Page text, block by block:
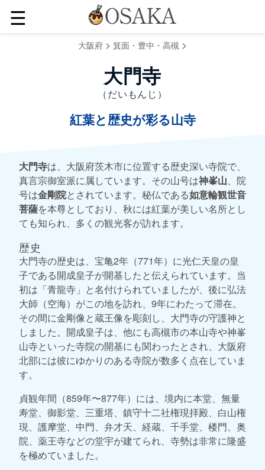
☰
大阪府 > 箕面・豊中・高槻 >
大門寺
（だいもんじ）
紅葉と歴史が彩る山寺
大門寺は、大阪府茨木市に位置する歴史深い寺院で、
真言宗御室派に属しています。その山号は神峯山、院
号は金剛院とされています。秘仏である如意輪観世音
菩薩を本尊としており、秋には紅葉が美しい名所とし
ても知られ、多くの観光客が訪れます。
歴史
大門寺の歴史は、宝亀2年（771年）に光仁天皇の皇
子である開成皇子が開基したと伝えられています。当
初は「青龍寺」と名付けられていましたが、後に弘法
大師（空海）がこの地を訪れ、9年にわたって滞在。
その間に金剛像と蔵王像を彫刻し、大門寺の守護神と
しました。開成皇子は、他にも高槻市の本山寺や神峯
山寺といった寺院の開基にも関わったとされ、大阪府
北部には彼にゆかりのある寺院が数多く点在していま
す。
貞観年間（859年〜877年）には、境内に本堂、無量
寿堂、御影堂、三重塔、鎮守十二社権現拝殿、白山権
現、護摩堂、中門、弁才天、経蔵、千手堂、楼門、奥
院、薬王寺などの堂宇が建てられ、寺勢は非常に隆盛
を極めていました。